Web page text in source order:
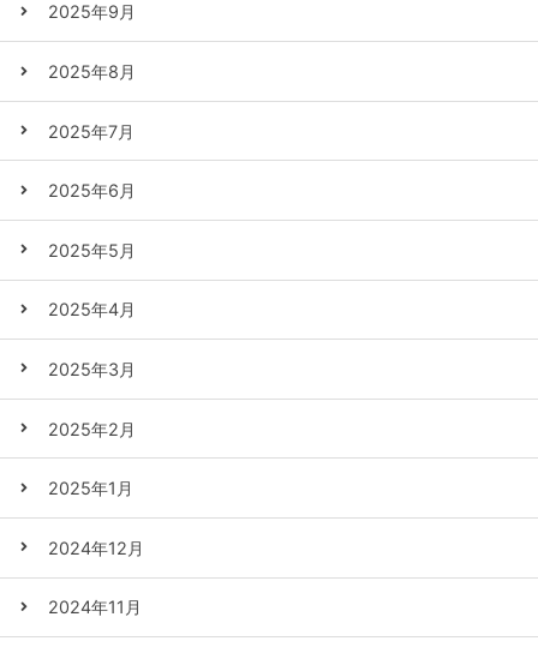
2025年9月
2025年8月
2025年7月
2025年6月
2025年5月
2025年4月
2025年3月
2025年2月
2025年1月
2024年12月
2024年11月